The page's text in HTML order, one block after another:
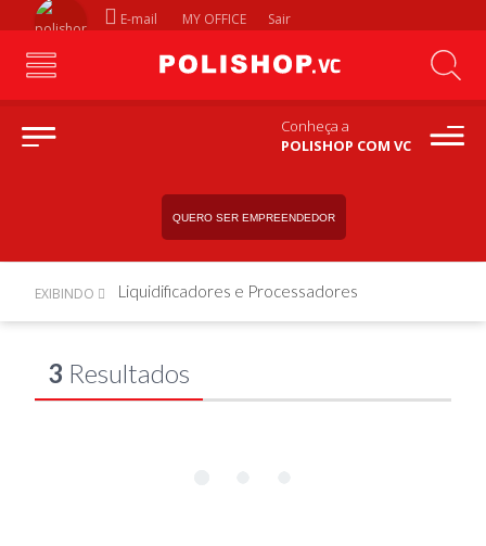
E-mail MY OFFICE Sair
Conheça a
POLISHOP COM VC
QUERO SER EMPREENDEDOR
EXIBINDO Liquidificadores e Processadores
3 Resultados